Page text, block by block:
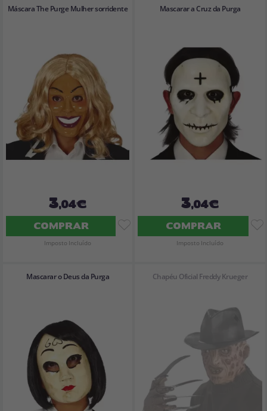
Máscara The Purge Mulher sorridente
3,04€
COMPRAR
Imposto Incluído
Mascarar a Cruz da Purga
3,04€
COMPRAR
Imposto Incluído
Mascarar o Deus da Purga Chapéu Oficial Freddy Krueger